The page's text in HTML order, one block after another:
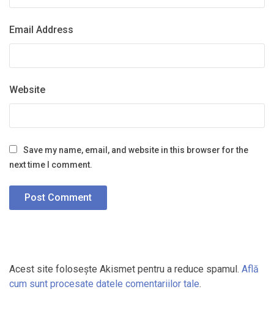
Email Address
Website
Save my name, email, and website in this browser for the
next time I comment.
Acest site folosește Akismet pentru a reduce spamul. Află
cum sunt procesate datele comentariilor tale.